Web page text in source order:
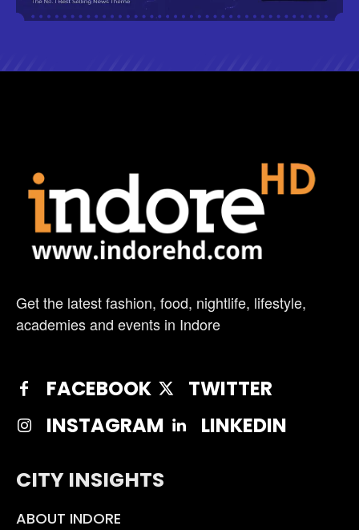
Get the latest fashion, food, nightlife, lifestyle,
academies and events in Indore
FACEBOOK
TWITTER
INSTAGRAM
LINKEDIN
CITY INSIGHTS
ABOUT INDORE